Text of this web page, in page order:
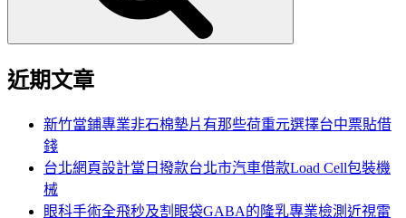
近期文章
新竹當鋪專業非石棉墊片有那些荷重元選擇台中票貼借
錢
台北網頁設計當日撥款台北市汽車借款Load Cell包裝機
械
眼科手術全飛秒及割眼袋GABA的隆乳專業檢測近視雷